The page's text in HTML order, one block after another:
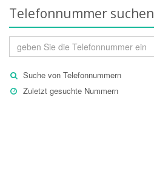
Telefonnummer suchen
Suche von Telefonnummern
Zuletzt gesuchte Nummern